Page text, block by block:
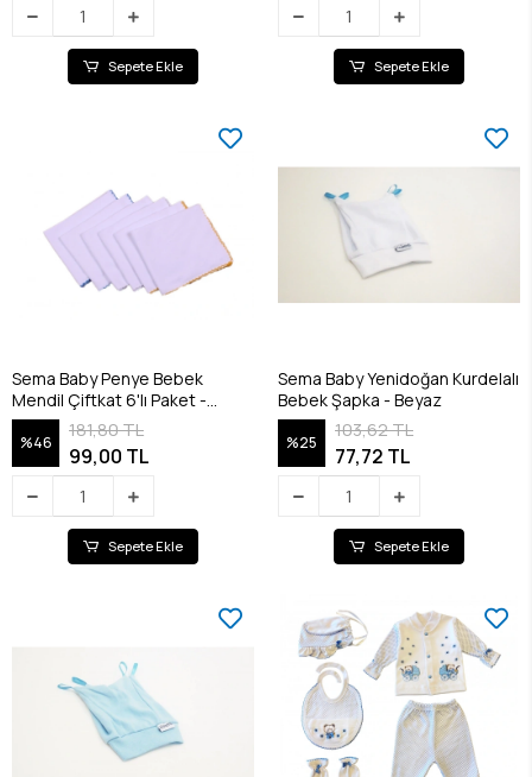
Sepete Ekle Sepete Ekle
Sema Baby Penye Bebek
Mendil Çiftkat 6'lı Paket -
RENKLİ
%46
181,80 TL
99,00 TL
Sepete Ekle
Sema Baby Yenidoğan Kurdelalı
Bebek Şapka - Beyaz
%25
103,62 TL
77,72 TL
Sepete Ekle